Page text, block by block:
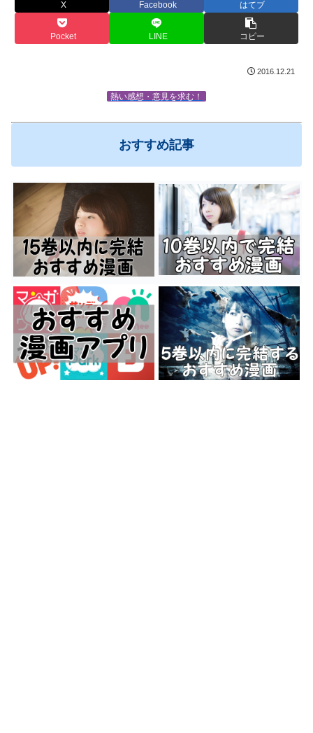
X Facebook はてブ
Pocket LINE コピー
2016.12.21
熱い感想・意見を求む！
おすすめ記事